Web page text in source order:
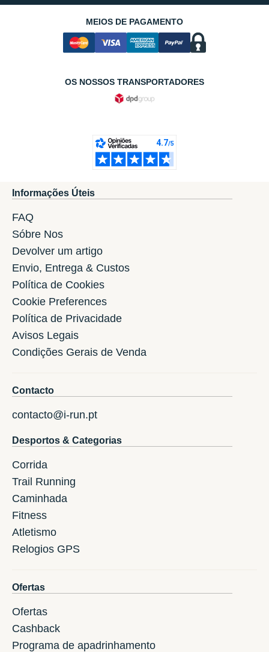
MEIOS DE PAGAMENTO
OS NOSSOS TRANSPORTADORES
Informações Úteis
FAQ
Sóbre Nos
Devolver um artigo
Envio, Entrega & Custos
Política de Cookies
Cookie Preferences
Política de Privacidade
Avisos Legais
Condições Gerais de Venda
Contacto
contacto@i-run.pt
Desportos & Categorias
Corrida
Trail Running
Caminhada
Fitness
Atletismo
Relogios GPS
Ofertas
Ofertas
Cashback
Programa de apadrinhamento